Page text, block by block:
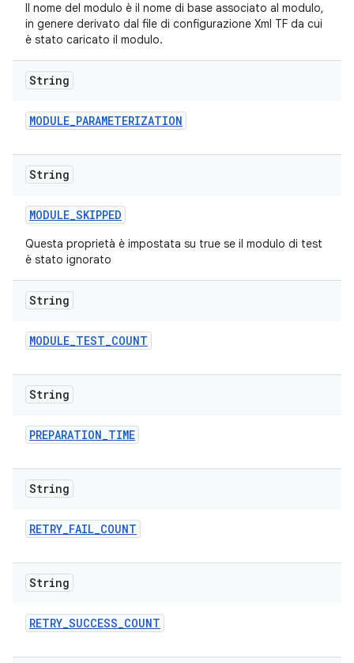
Il nome del modulo è il nome di base associato al modulo,
in genere derivato dal file di configurazione Xml TF da cui
è stato caricato il modulo.
String
MODULE_PARAMETERIZATION
String
MODULE_SKIPPED
Questa proprietà è impostata su true se il modulo di test
è stato ignorato
String
MODULE_TEST_COUNT
String
PREPARATION_TIME
String
RETRY_FAIL_COUNT
String
RETRY_SUCCESS_COUNT